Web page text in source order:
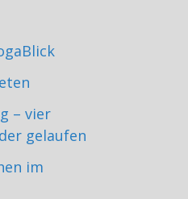
– vier
gelaufen
im